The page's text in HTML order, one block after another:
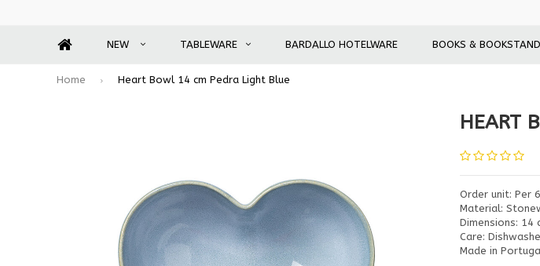
NEW TABLEWARE BARDALLO HOTELWARE BOOKS &
Home Heart Bowl 14 cm Pedra Light Blue
HEART
Order unit: Per
Material:
Dimensions: 14
Care:
Made in